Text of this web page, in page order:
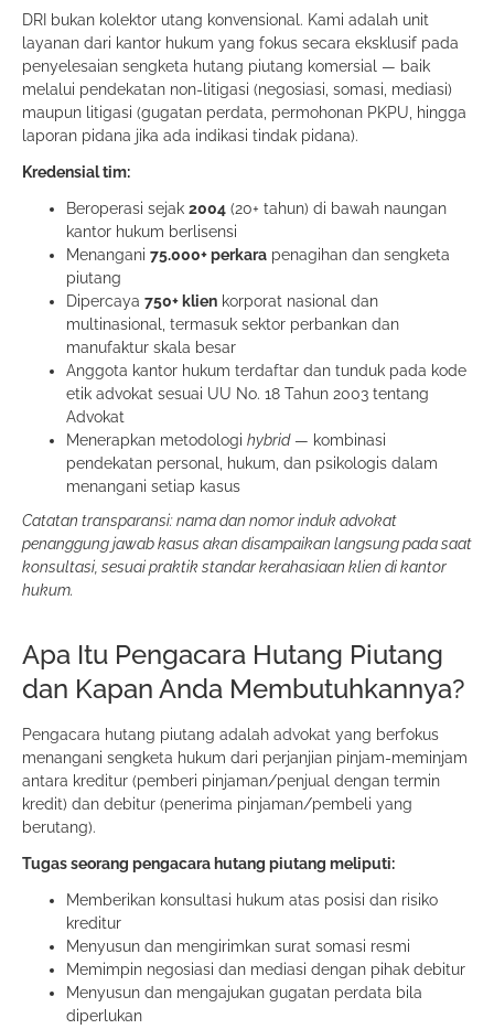
DRI bukan kolektor utang konvensional. Kami adalah unit
layanan dari kantor hukum yang fokus secara eksklusif pada
penyelesaian sengketa hutang piutang komersial — baik
melalui pendekatan non-litigasi (negosiasi, somasi, mediasi)
maupun litigasi (gugatan perdata, permohonan PKPU, hingga
laporan pidana jika ada indikasi tindak pidana).
Kredensial tim:
Beroperasi sejak 2004 (20+ tahun) di bawah naungan
kantor hukum berlisensi
Menangani 75.000+ perkara penagihan dan sengketa
piutang
Dipercaya 750+ klien korporat nasional dan
multinasional, termasuk sektor perbankan dan
manufaktur skala besar
Anggota kantor hukum terdaftar dan tunduk pada kode
etik advokat sesuai UU No. 18 Tahun 2003 tentang
Advokat
Menerapkan metodologi hybrid— kombinasi
pendekatan personal, hukum, dan psikologis dalam
menangani setiap kasus
Catatan transparansi: nama dan nomor induk advokat
penanggung jawab kasus akan disampaikan langsung pada saat
konsultasi, sesuai praktik standar kerahasiaan klien di kantor
hukum.
Apa Itu Pengacara Hutang Piutang
dan Kapan Anda Membutuhkannya?
Pengacara hutang piutang adalah advokat yang berfokus
menangani sengketa hukum dari perjanjian pinjam-meminjam
antara kreditur (pemberi pinjaman/penjual dengan termin
kredit) dan debitur (penerima pinjaman/pembeli yang
berutang).
Tugas seorang pengacara hutang piutang meliputi:
Memberikan konsultasi hukum atas posisi dan risiko
kreditur
Menyusun dan mengirimkan surat somasi resmi
Memimpin negosiasi dan mediasi dengan pihak debitur
Menyusun dan mengajukan gugatan perdata bila
diperlukan